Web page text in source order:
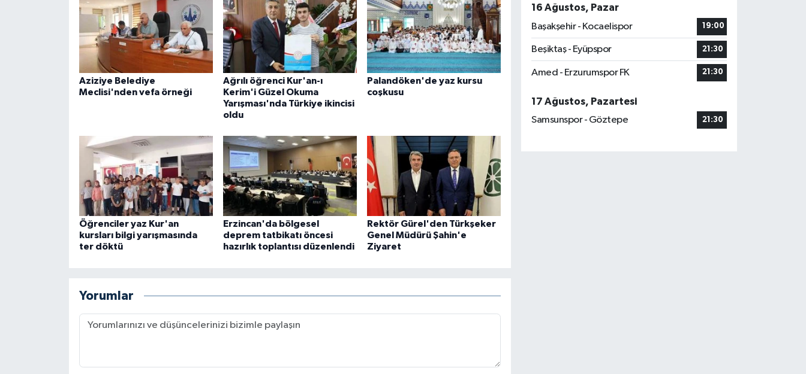
Aziziye Belediye
Meclisi'nden vefa örneği
Ağrılı öğrenci Kur'an-ı
Kerim'i Güzel Okuma
Yarışması'nda Türkiye ikincisi
oldu
Palandöken'de yaz kursu
coşkusu
Öğrenciler yaz Kur'an
kursları bilgi yarışmasında
ter döktü
Erzincan'da bölgesel
deprem tatbikatı öncesi
hazırlık toplantısı düzenlendi
Rektör Gürel'den Türkşeker
Genel Müdürü Şahin'e
Ziyaret
Yorumlar
16 Ağustos, Pazar
Başakşehir - Kocaelispor
19:00
Beşiktaş - Eyüpspor 21:30
Amed - Erzurumspor FK 21:30
17 Ağustos, Pazartesi
Samsunspor - Göztepe
21:30